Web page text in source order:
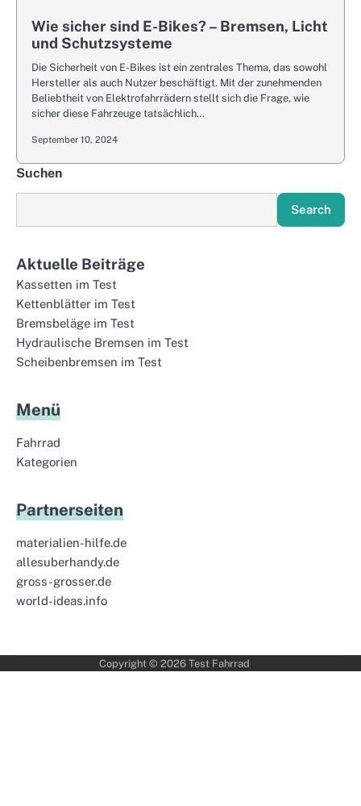
Wie sicher sind E-Bikes? – Bremsen, Licht
und Schutzsysteme
Die Sicherheit von E-Bikes ist ein zentrales Thema, das sowohl
Hersteller als auch Nutzer beschäftigt. Mit der zunehmenden
Beliebtheit von Elektrofahrrädern stellt sich die Frage, wie
sicher diese Fahrzeuge tatsächlich…
September 10, 2024
Suchen
Search
Aktuelle Beiträge
Kassetten im Test
Kettenblätter im Test
Bremsbeläge im Test
Hydraulische Bremsen im Test
Scheibenbremsen im Test
Menü
Fahrrad
Kategorien
Partnerseiten
materialien-hilfe.de
allesuberhandy.de
gross-grosser.de
world-ideas.info
Copyright © 2026 Test Fahrrad